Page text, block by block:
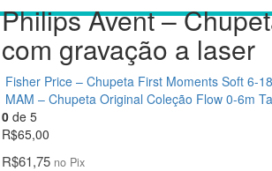
Philips Avent –
com gravação a laser
Fisher Price – Chupeta First Moments Soft 6-
MAM – Chupeta Original Coleção Flow 0-6m
0de 5
R$65,00
R$61,75 no Pix